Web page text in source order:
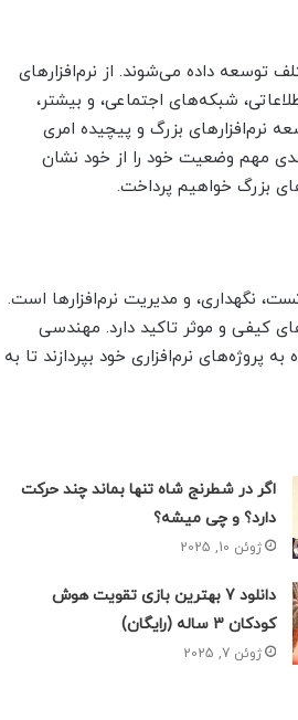
توسعه داده می‌شوند. از نرم‌افزارهای
شبکه‌های اجتماعی، و بیشتر،
نرم‌افزارهای بزرگ و پیچیده امری
مهم وضعیت خود را از خود نشان
بزرگ خواهیم پرداخت.
نگهداری، و مدیریت نرم‌افزارها است.
کیفی و موثر تاکید دارد. مهندسی
نرم‌افزاری خود بپردازند تا به
اگر در شطرنج شاه تنها بماند چند حرکت
دارد؟ و چی میشه؟
ژوئن 10, 2025
دانلود 7 بهترین بازی تقویت هوش
کودکان 3 ساله (رایگان)
ژوئن 7, 2025